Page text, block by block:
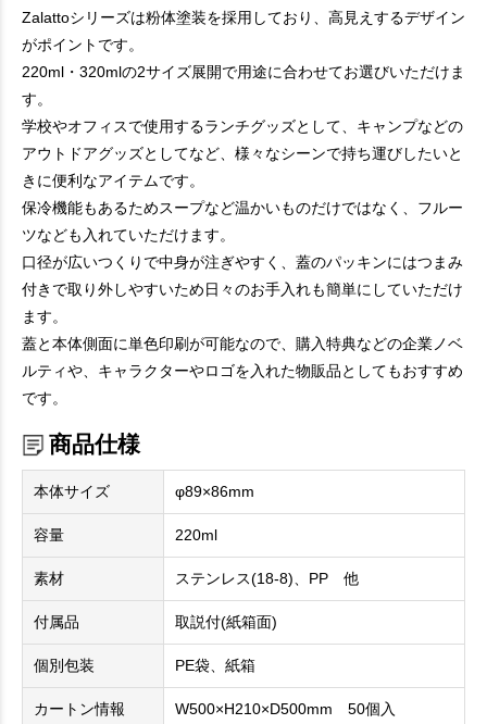
Zalattoシリーズは粉体塗装を採用しており、高見えするデザイン
がポイントです。
220ml・320mlの2サイズ展開で用途に合わせてお選びいただけま
す。
学校やオフィスで使用するランチグッズとして、キャンプなどの
アウトドアグッズとしてなど、様々なシーンで持ち運びしたいと
きに便利なアイテムです。
保冷機能もあるためスープなど温かいものだけではなく、フルー
ツなども入れていただけます。
口径が広いつくりで中身が注ぎやすく、蓋のパッキンにはつまみ
付きで取り外しやすいため日々のお手入れも簡単にしていただけ
ます。
蓋と本体側面に単色印刷が可能なので、購入特典などの企業ノベ
ルティや、キャラクターやロゴを入れた物販品としてもおすすめ
です。
商品仕様
本体サイズ φ89×86mm
容量 220ml
素材 ステンレス(18-8)、PP 他
付属品 取説付(紙箱面)
個別包装 PE袋、紙箱
カートン情報 W500×H210×D500mm 50個入